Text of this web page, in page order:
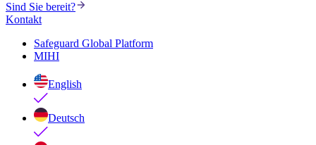
Sind Sie bereit?
Kontakt
Safeguard Global Platform
MIHI
English
Deutsch